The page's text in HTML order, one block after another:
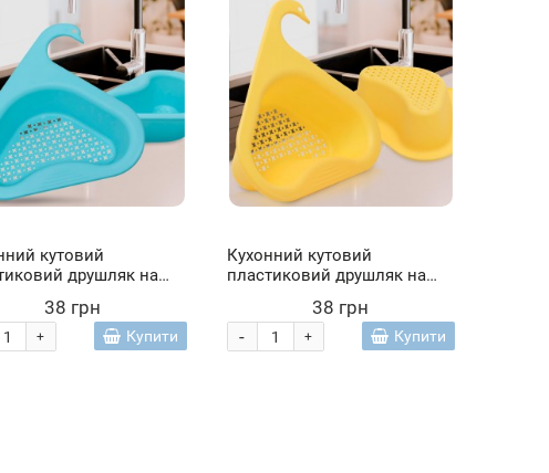
кутовий
друшляк на
(YAB)
38 грн
+ Купити
Кухонний кутовий
пластиковий друшляк на
Жовтий (YAB)38 грн
+
- Купити